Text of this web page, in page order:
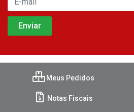
Meus Pedidos
Notas Fiscais